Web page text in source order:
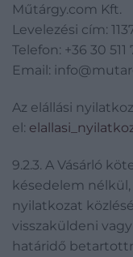
Műtárgy.com Kft.
Levelezési cím:
Telefon: +36 30 511
Email:
Az elállási
el:
9.2.3. A Vásárló
késedelem
nyilatkozat
visszaküldeni
határidő